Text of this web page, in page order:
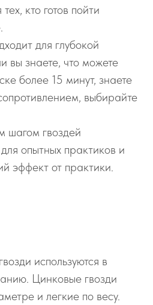
кто готов пойти
для глубокой
вы знаете, что можете
более 15 минут, знаете
выбирайте
шагом гвоздей
опытных практиков и
эффект от практики.
используются в
Цинковые гвозди
и легкие по весу.